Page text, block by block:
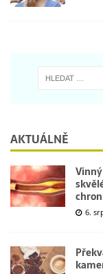
AKTUÁLNĚ
6.